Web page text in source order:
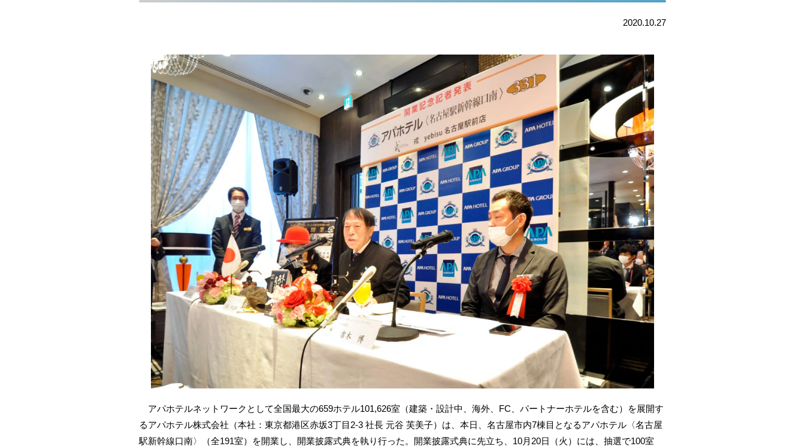
2020.10.27
アパホテルネットワークとして全国最大の659ホテル101,626室（建築・設計中、海外、FC、パートナーホテルを含む）を展開す
るアパホテル株式会社（本社：東京都港区赤坂3丁目2‐3 社長 元谷 芙美子）は、本日、名古屋市内7棟目となるアパホテル〈名古屋
駅新幹線口南〉（全191室）を開業し、開業披露式典を執り行った。開業披露式典に先立ち、10月20日（火）には、抽選で100室